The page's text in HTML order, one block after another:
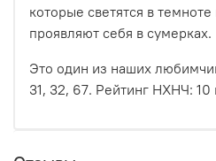
которые светятся в
проявляют себя в сумерках.
Это один из наших
31, 32, 67. Рейтинг НХНЧ: 10